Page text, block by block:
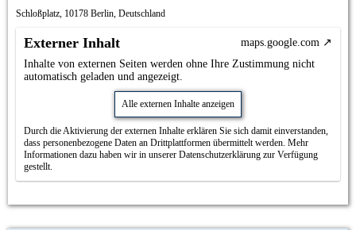
Schloßplatz, 10178 Berlin, Deutschland
Externer Inhalt
maps.google.com
Inhalte von externen Seiten werden ohne Ihre Zustimmung nicht
automatisch geladen und angezeigt.
Alle externen Inhalte anzeigen
Durch die Aktivierung der externen Inhalte erklären Sie sich damit einverstanden,
dass personenbezogene Daten an Drittplattformen übermittelt werden. Mehr
Informationen dazu haben wir in unserer Datenschutzerklärung zur Verfügung
gestellt.